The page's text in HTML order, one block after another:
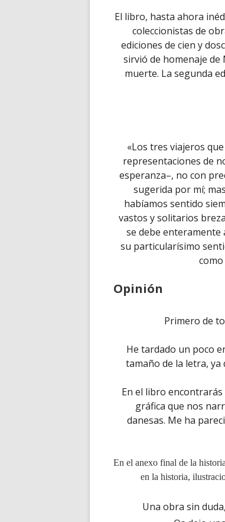
El libro, hasta ahora
coleccionistas de
ediciones de cien y
sirvió de homenaje de
muerte. La segunda
«Los tres viajeros
representaciones de
esperanza–, no con
sugerida por mí;
habíamos sentido
vastos y solitarios
se debe enteramente
su particularísimo
como
Opinión
Primero de
He tardado un poco
tamaño de la letra,
En el libro
gráfica que nos
danesas. Me ha
En el anexo final de la
en la historia,
Una obra sin